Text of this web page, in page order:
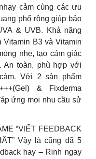
cảm cùng các ưu
phổ rộng giúp bảo
& UVB. Khả năng
B3 và Vitamin
nhẹ, tạo cảm giác
An toàn, phù hợp với
Với 2 sản phẩm
& Fixderma
ứng mọi nhu cầu sử
“VIẾT FEEDBACK
Vậy là cũng đã 5
hay – Rinh ngay